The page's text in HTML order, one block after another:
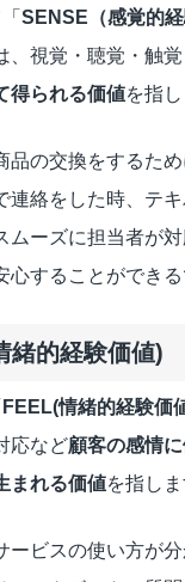
SENSE（感覚的
、視覚・聴覚・触
得られる価値を指し
品の交換をするた
連絡をした時、テ
ムーズに担当者が
心することができる
緒的経験価値)
FEEL(情緒的経験価
応など顧客の感情
まれる価値を指しま
ービスの使い方が